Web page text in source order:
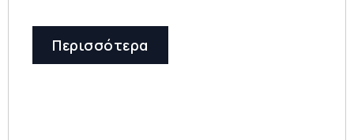
Περισσότερα